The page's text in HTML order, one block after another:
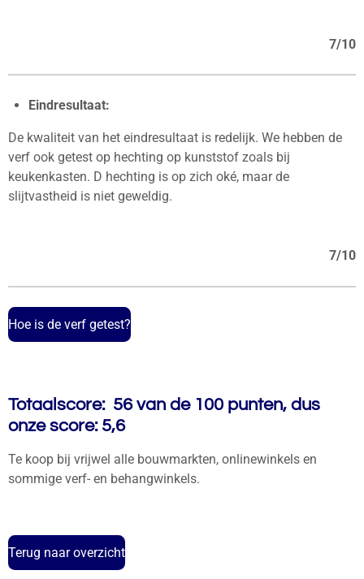
7/10
Eindresultaat:
De kwaliteit van het eindresultaat is redelijk. We hebben de
verf ook getest op hechting op kunststof zoals bij
keukenkasten. D hechting is op zich oké, maar de
slijtvastheid is niet geweldig.
7/10
Hoe is de verf getest?
Totaalscore: 56 van de 100 punten, dus
onze score: 5,6
Te koop bij vrijwel alle bouwmarkten, onlinewinkels en
sommige verf- en behangwinkels.
Terug naar overzicht